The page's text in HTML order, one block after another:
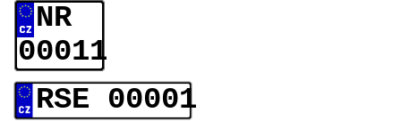
NR
00011
RSE 00001